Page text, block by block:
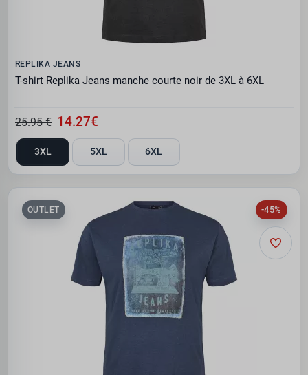
REPLIKA JEANS
T-shirt Replika Jeans manche courte noir de 3XL à 6XL
25.95 € 14.27€
3XL 5XL 6XL
-45%
OUTLET